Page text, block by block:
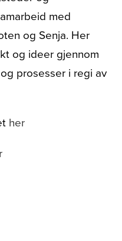
med
og Senja. Her
og ideer gjennom
prosesser i regi av
her